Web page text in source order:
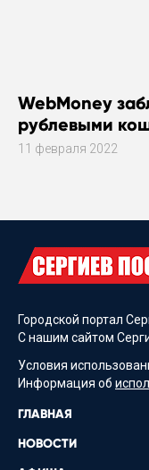
WebMoney
рублевыми
11 февраля 2022
Городской портал
С нашим сайтом
Условия
Информация об
ГЛАВНАЯ
НОВОСТИ